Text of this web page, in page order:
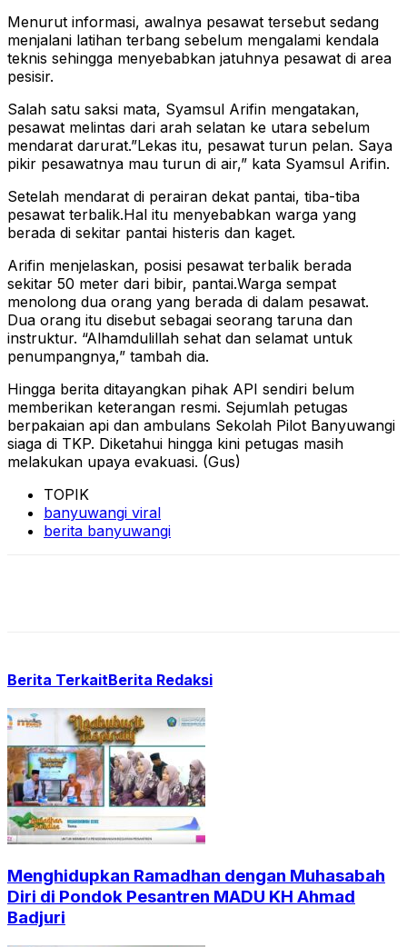
Menurut informasi, awalnya pesawat tersebut sedang
menjalani latihan terbang sebelum mengalami kendala
teknis sehingga menyebabkan jatuhnya pesawat di area
pesisir.
Salah satu saksi mata, Syamsul Arifin mengatakan,
pesawat melintas dari arah selatan ke utara sebelum
mendarat darurat.”Lekas itu, pesawat turun pelan. Saya
pikir pesawatnya mau turun di air,” kata Syamsul Arifin.
Setelah mendarat di perairan dekat pantai, tiba-tiba
pesawat terbalik.Hal itu menyebabkan warga yang
berada di sekitar pantai histeris dan kaget.
Arifin menjelaskan, posisi pesawat terbalik berada
sekitar 50 meter dari bibir, pantai.Warga sempat
menolong dua orang yang berada di dalam pesawat.
Dua orang itu disebut sebagai seorang taruna dan
instruktur. “Alhamdulillah sehat dan selamat untuk
penumpangnya,” tambah dia.
Hingga berita ditayangkan pihak API sendiri belum
memberikan keterangan resmi. Sejumlah petugas
berpakaian api dan ambulans Sekolah Pilot Banyuwangi
siaga di TKP. Diketahui hingga kini petugas masih
melakukan upaya evakuasi. (Gus)
TOPIK
banyuwangi viral
berita banyuwangi
Berita TerkaitBerita Redaksi
Menghidupkan Ramadhan dengan Muhasabah
Diri di Pondok Pesantren MADU KH Ahmad
Badjuri